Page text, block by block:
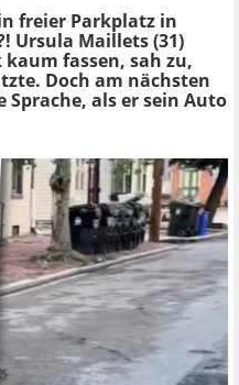
freier Parkplatz in
Ursula Maillets (31)
fassen, sah zu,
Doch am nächsten
Sprache, als er sein Auto